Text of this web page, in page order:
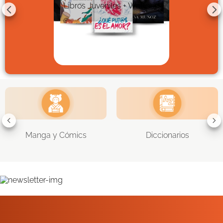
Libros Juveniles + Wattpad
Manga y Cómics Diccionarios